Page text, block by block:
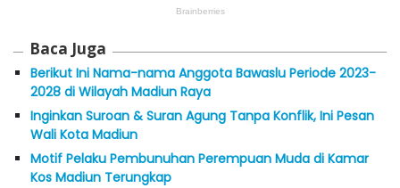
Baca Juga
Berikut Ini Nama-nama Anggota Bawaslu Periode 2023-
2028 di Wilayah Madiun Raya
Inginkan Suroan & Suran Agung Tanpa Konflik, Ini Pesan
Wali Kota Madiun
Motif Pelaku Pembunuhan Perempuan Muda di Kamar
Kos Madiun Terungkap